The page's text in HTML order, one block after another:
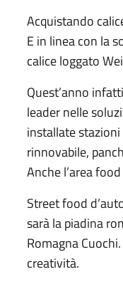
Acquistando
E in linea con la
calice loggato
Quest’anno
leader nelle
installate
rinnovabile,
Anche l’area
Street food
sarà la piadina
Romagna
creatività.